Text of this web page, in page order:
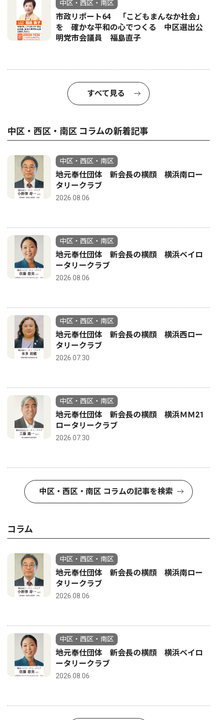
中区・西区・南区
市政リポート64 「こどもまんなか社会」
を 確かな平和の心でつくる 中区選出公
明党市会議員 福島直子
すべて見る
中区・西区・南区 コラムの新着記事
中区・西区・南区
地元奉仕団体 新会長の横顔 横浜南ロー
タリークラブ
2026.08.06
中区・西区・南区
地元奉仕団体 新会長の横顔 横浜ベイロ
ータリークラブ
2026.08.06
中区・西区・南区
地元奉仕団体 新会長の横顔 横浜西ロー
タリークラブ
2026.07.30
中区・西区・南区
地元奉仕団体 新会長の横顔 横浜ＭＭ21
ロータリークラブ
2026.07.30
中区・西区・南区 コラムの記事を検索
コラム
中区・西区・南区
地元奉仕団体 新会長の横顔 横浜南ロー
タリークラブ
2026.08.06
中区・西区・南区
地元奉仕団体 新会長の横顔 横浜ベイロ
ータリークラブ
2026.08.06